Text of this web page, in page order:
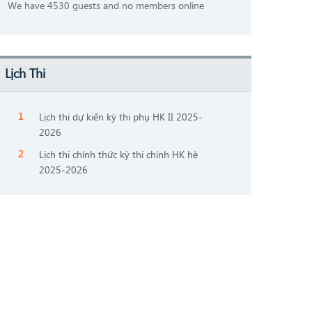
We have 4530 guests and no members online
Lịch Thi
Lịch thi dự kiến kỳ thi phụ HK II 2025-
2026
Lịch thi chính thức kỳ thi chính HK hè
2025-2026